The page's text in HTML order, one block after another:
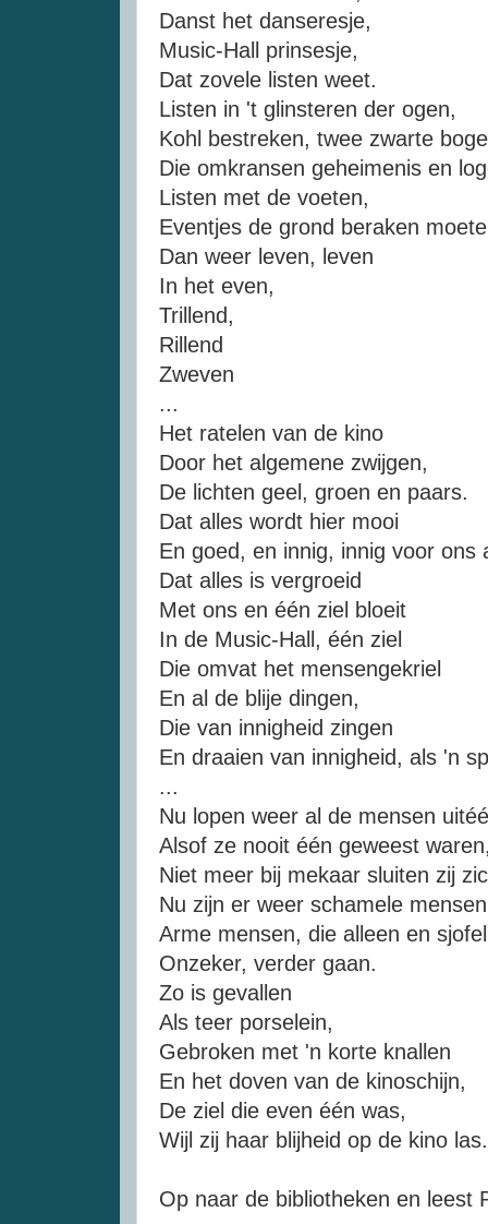
Danst het danseresje,
Music-Hall prinsesje,
Dat zovele listen weet.
Listen in 't glinsteren der ogen,
Kohl bestreken, twee zwarte
Die omkransen geheimenis en
Listen met de voeten,
Eventjes de grond beraken
Dan weer leven, leven
In het even,
Trillend,
Rillend
Zweven
...
Het ratelen van de kino
Door het algemene zwijgen,
De lichten geel, groen en paars.
Dat alles wordt hier mooi
En goed, en innig, innig voor ons
Dat alles is vergroeid
Met ons en één ziel bloeit
In de Music-Hall, één ziel
Die omvat het mensengekriel
En al de blije dingen,
Die van innigheid zingen
En draaien van innigheid, als 'n
...
Nu lopen weer al de mensen
Alsof ze nooit één geweest
Niet meer bij mekaar sluiten zij
Nu zijn er weer schamele
Arme mensen, die alleen en
Onzeker, verder gaan.
Zo is gevallen
Als teer porselein,
Gebroken met 'n korte knallen
En het doven van de kinoschijn,
De ziel die even één was,
Wijl zij haar blijheid op de kino las.
Op naar de bibliotheken en leest